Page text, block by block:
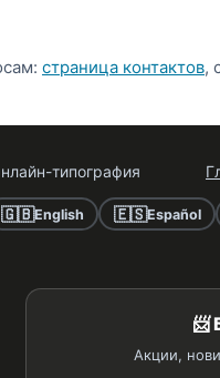
страница контактов,
типография
🇬🇧English 🇪🇸Español
📨
Акции,